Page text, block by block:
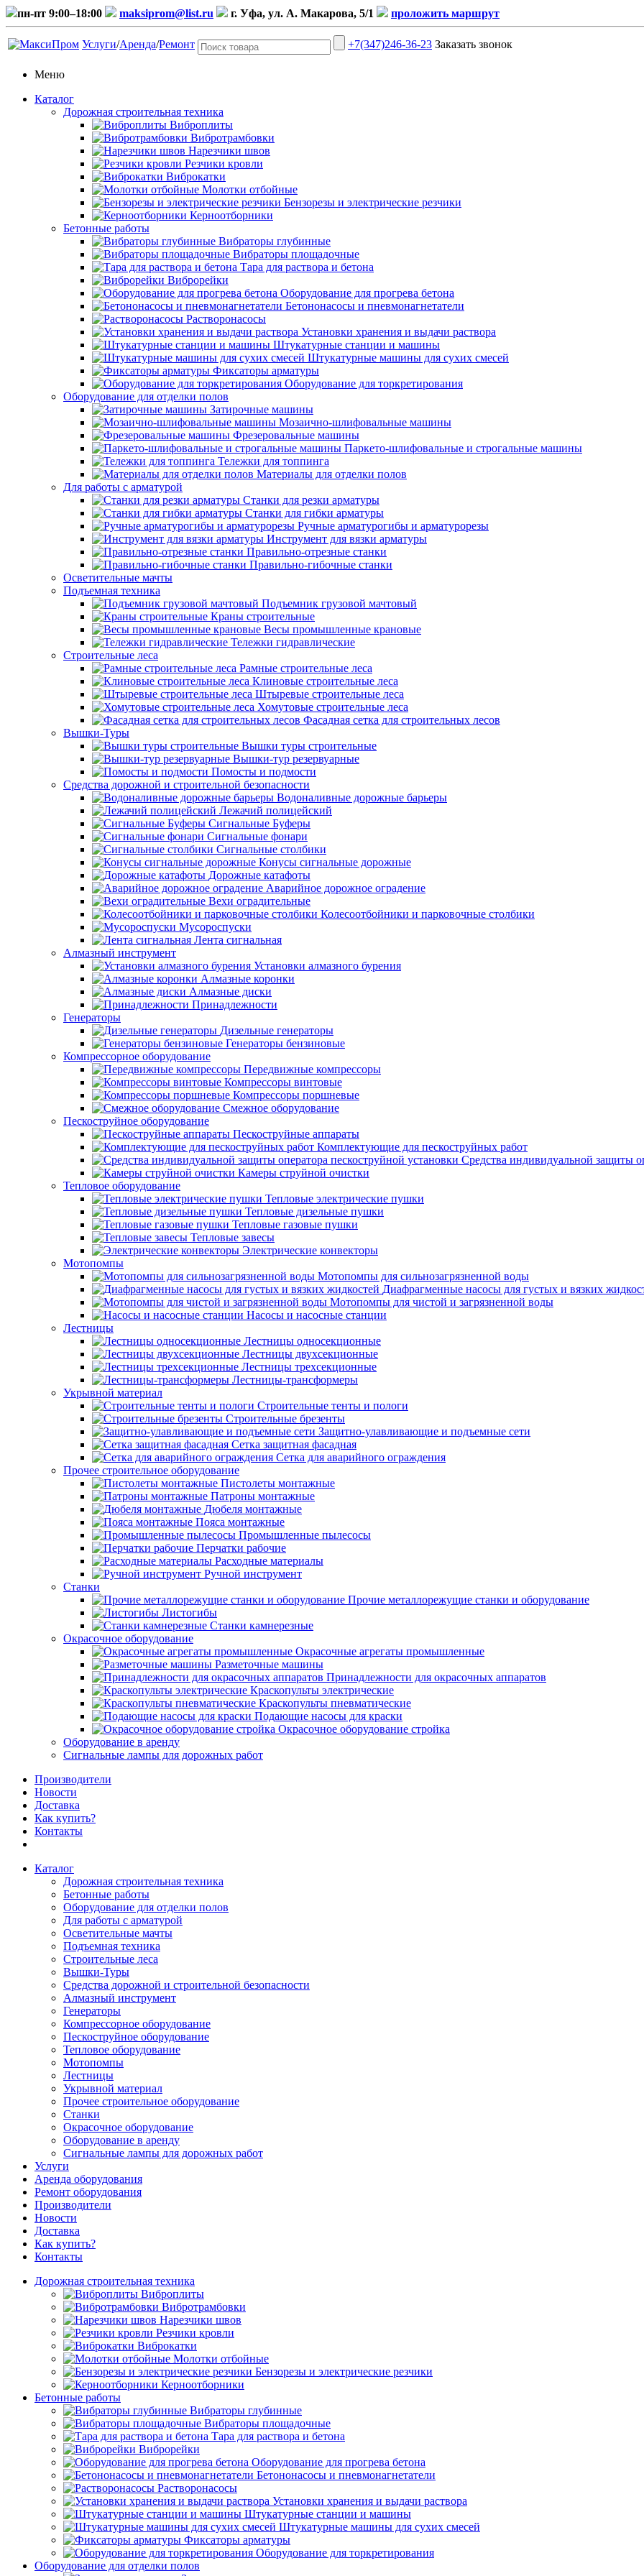
пн-пт 9:00–18:00 maksiprom@list.ru г. Уфа, ул. А. Макарова, 5/1 проложить маршрут
Услуги/Аренда/Ремонт +7(347)246-36-23 Заказать звонок
Меню
Каталог
Дорожная строительная техника
Виброплиты
Вибротрамбовки
Нарезчики швов
Резчики кровли
Виброкатки
Молотки отбойные
Бензорезы и электрические резчики
Керноотборники
Бетонные работы
Вибраторы глубинные
Вибраторы площадочные
Тара для раствора и бетона
Виброрейки
Оборудование для прогрева бетона
Бетононасосы и пневмонагнетатели
Растворонасосы
Установки хранения и выдачи раствора
Штукатурные станции и машины
Штукатурные машины для сухих смесей
Фиксаторы арматуры
Оборудование для торкретирования
Оборудование для отделки полов
Затирочные машины
Мозаично-шлифовальные машины
Фрезеровальные машины
Паркето-шлифовальные и строгальные машины
Тележки для топпинга
Материалы для отделки полов
Для работы с арматурой
Станки для резки арматуры
Станки для гибки арматуры
Ручные арматурогибы и арматурорезы
Инструмент для вязки арматуры
Правильно-отрезные станки
Правильно-гибочные станки
Осветительные мачты
Подъемная техника
Подъемник грузовой мачтовый
Краны строительные
Весы промышленные крановые
Тележки гидравлические
Строительные леса
Рамные строительные леса
Клиновые строительные леса
Штыревые строительные леса
Хомутовые строительные леса
Фасадная сетка для строительных лесов
Вышки-Туры
Вышки туры строительные
Вышки-тур резервуарные
Помосты и подмости
Средства дорожной и строительной безопасности
Водоналивные дорожные барьеры
Лежачий полицейский
Сигнальные Буферы
Сигнальные фонари
Сигнальные столбики
Конусы сигнальные дорожные
Дорожные катафоты
Аварийное дорожное оградение
Вехи оградительные
Колесоотбойники и парковочные столбики
Мусороспуски
Лента сигнальная
Алмазный инструмент
Установки алмазного бурения
Алмазные коронки
Алмазные диски
Принадлежности
Генераторы
Дизельные генераторы
Генераторы бензиновые
Компрессорное оборудование
Передвижные компрессоры
Компрессоры винтовые
Компрессоры поршневые
Смежное оборудование
Пескоструйное оборудование
Пескоструйные аппараты
Комплектующие для пескоструйных работ
Средства индивидуальной защиты
Камеры струйной очистки
Тепловое оборудование
Тепловые электрические пушки
Тепловые дизельные пушки
Тепловые газовые пушки
Тепловые завесы
Электрические конвекторы
Мотопомпы
Мотопомпы для сильнозагрязненной воды
Диафрагменные насосы для густых и вязких
Мотопомпы для чистой и загрязненной воды
Насосы и насосные станции
Лестницы
Лестницы односекционные
Лестницы двухсекционные
Лестницы трехсекционные
Лестницы-трансформеры
Укрывной материал
Строительные тенты и пологи
Строительные брезенты
Защитно-улавливающие и подъемные сети
Сетка защитная фасадная
Сетка для аварийного ограждения
Прочее строительное оборудование
Пистолеты монтажные
Патроны монтажные
Дюбеля монтажные
Пояса монтажные
Промышленные пылесосы
Перчатки рабочие
Расходные материалы
Ручной инструмент
Станки
Прочие металлорежущие станки и оборудование
Листогибы
Станки камнерезные
Окрасочное оборудование
Окрасочные агрегаты промышленные
Разметочные машины
Принадлежности для окрасочных аппаратов
Краскопульты электрические
Краскопульты пневматические
Подающие насосы для краски
Окрасочное оборудование стройка
Оборудование в аренду
Сигнальные лампы для дорожных работ
Производители
Новости
Доставка
Как купить?
Контакты
Каталог
Дорожная строительная техника
Бетонные работы
Оборудование для отделки полов
Для работы с арматурой
Осветительные мачты
Подъемная техника
Строительные леса
Вышки-Туры
Средства дорожной и строительной безопасности
Алмазный инструмент
Генераторы
Компрессорное оборудование
Пескоструйное оборудование
Тепловое оборудование
Мотопомпы
Лестницы
Укрывной материал
Прочее строительное оборудование
Станки
Окрасочное оборудование
Оборудование в аренду
Сигнальные лампы для дорожных работ
Услуги
Аренда оборудования
Ремонт оборудования
Производители
Новости
Доставка
Как купить?
Контакты
Дорожная строительная техника
Виброплиты
Вибротрамбовки
Нарезчики швов
Резчики кровли
Виброкатки
Молотки отбойные
Бензорезы и электрические резчики
Керноотборники
Бетонные работы
Вибраторы глубинные
Вибраторы площадочные
Тара для раствора и бетона
Виброрейки
Оборудование для прогрева бетона
Бетононасосы и пневмонагнетатели
Растворонасосы
Установки хранения и выдачи раствора
Штукатурные станции и машины
Штукатурные машины для сухих смесей
Фиксаторы арматуры
Оборудование для торкретирования
Оборудование для отделки полов